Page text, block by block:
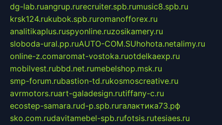
dg-lab.ruangrup.rurecruiter.spb.rumusic8.spb.ru
krsk124.rukubok.spb.ruromanofforex.ru
analitikaplus.ruspyonline.ruzosikamery.ru
sloboda-ural.pp.ruAUTO-COM.SUhohota.netalimy.ru
online-z.comaromat-vostoka.ruotdelkaexp.ru
mobilvest.rubbd.net.rumebelshop.msk.ru
smp-forum.rubastion-td.rukosmoscreative.ru
avrmotors.ruart-galadesign.rutiffany-c.ru
ecostep-samara.rud-p.spb.ruгалактика73.рф
sko.com.rudavitamebel-spb.rufotsis.rutesiaes.ru